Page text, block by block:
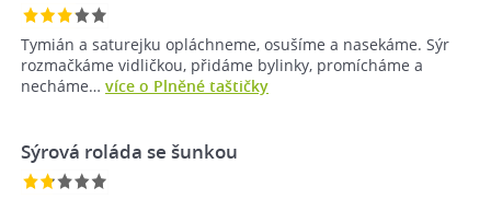
Tymián a saturejku opláchneme, osušíme a nasekáme. Sýr
rozmačkáme vidličkou, přidáme bylinky, promícháme a
necháme… více o Plněné taštičky
Sýrová roláda se šunkou